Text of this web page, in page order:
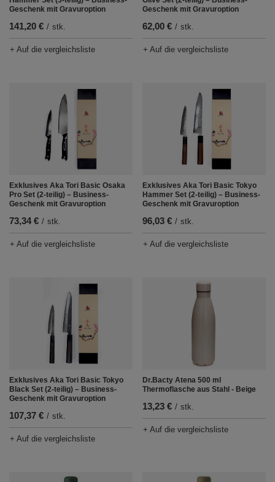
Geschenk mit Gravuroption
141,20 € / stk.
+ Auf die vergleichsliste
Geschenk mit Gravuroption
62,00 € / stk.
+ Auf die vergleichsliste
Exklusives Aka Tori Basic Osaka
Pro Set (2-teilig) – Business-
Geschenk mit Gravuroption
73,34 € / stk.
+ Auf die vergleichsliste
Exklusives Aka Tori Basic Tokyo
Hammer Set (2-teilig) – Business-
Geschenk mit Gravuroption
96,03 € / stk.
+ Auf die vergleichsliste
Exklusives Aka Tori Basic Tokyo
Black Set (2-teilig) – Business-
Geschenk mit Gravuroption
107,37 € / stk.
+ Auf die vergleichsliste
Dr.Bacty Atena 500 ml
Thermoflasche aus Stahl - Beige
13,23 € / stk.
+ Auf die vergleichsliste